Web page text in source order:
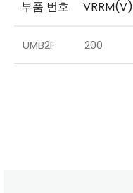
부품 번호 VRRM(V)
UMB2F 200